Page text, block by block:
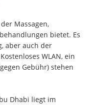
Massagen,
bietet. Es
aber auch der
WLAN, ein
Gebühr) stehen
Dhabi liegt im